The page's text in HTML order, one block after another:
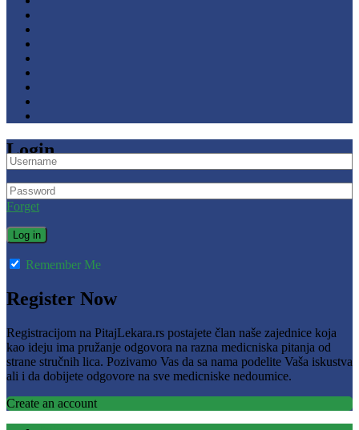
Login
Forget
Remember Me
Register Now
Registracijom na PitajLekara.rs postajete član naše zajednice koja
kao ideju ima pružanje odgovora na razna medicniska pitanja od
strane stručnih lica. Pozivamo Vas da sa nama podelite Vaša iskustva
ali i da dobijete odgovore na sve medicniske nedoumice.
Create an account